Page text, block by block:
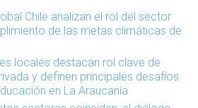
Chile analizan el rol del sector
de las metas climáticas de
locales destacan rol clave de
y definen principales desafíos
en La Araucanía